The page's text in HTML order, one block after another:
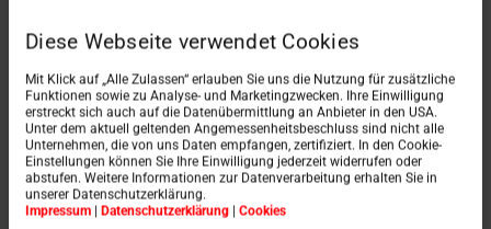
Diese Webseite verwendet Cookies
Mit Klick auf „Alle Zulassen“ erlauben Sie uns die Nutzung für zusätzliche
Funktionen sowie zu Analyse- und Marketingzwecken. Ihre Einwilligung
erstreckt sich auch auf die Datenübermittlung an Anbieter in den USA.
Unter dem aktuell geltenden Angemessenheitsbeschluss sind nicht alle
Unternehmen, die von uns Daten empfangen, zertifiziert. In den Cookie-
Einstellungen können Sie Ihre Einwilligung jederzeit widerrufen oder
abstufen. Weitere Informationen zur Datenverarbeitung erhalten Sie in
unserer Datenschutzerklärung.
Impressum | Datenschutzerklärung | Cookies